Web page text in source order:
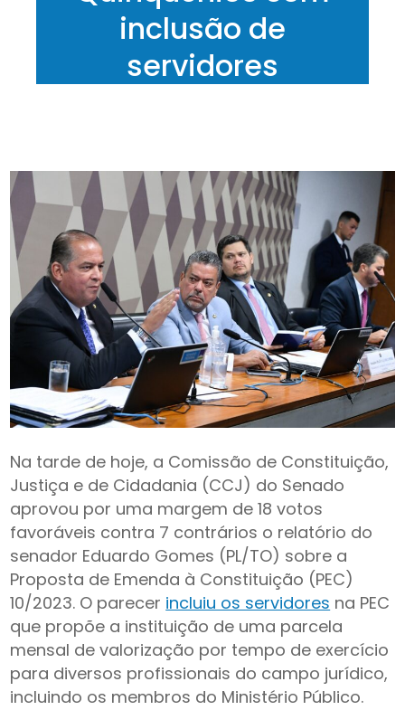
inclusão de
servidores
Na tarde de hoje, a Comissão de Constituição,
Justiça e de Cidadania (CCJ) do Senado
aprovou por uma margem de 18 votos
favoráveis contra 7 contrários o relatório do
senador Eduardo Gomes (PL/TO) sobre a
Proposta de Emenda à Constituição (PEC)
10/2023. O parecer incluiu os servidores na PEC
que propõe a instituição de uma parcela
mensal de valorização por tempo de exercício
para diversos profissionais do campo jurídico,
incluindo os membros do Ministério Público.